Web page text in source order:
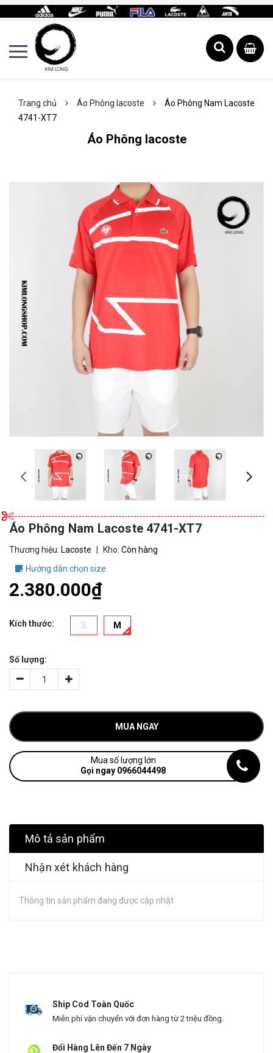
Trang chủ Áo Phông lacoste
Áo Phông Nam Lacoste
4741-XT7
Áo Phông lacoste
prev
Áo Phông Nam Lacoste 4741-XT7
Thương hiệu: Lacoste Kho: Còn hàng
Hướng dẫn chọn size
2.380.000₫
Kích thước: S M
Số lượng:
MUA NGAY
Mua số lượng lớn
Gọi ngay 0966044498
Mô tả sản phẩm
Nhận xét khách hàng
Thông tin sản phẩm đang được cập nhật
Ship Cod Toàn Quốc
Miễn phí vận chuyển với đơn hàng từ 2 triệu đồng.
Đổi Hàng Lên Đến 7 Ngày